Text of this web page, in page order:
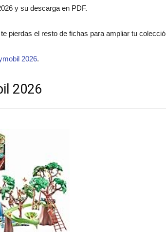
y su descarga en PDF.
te pierdas el resto de fichas para ampliar tu
2026.
2026